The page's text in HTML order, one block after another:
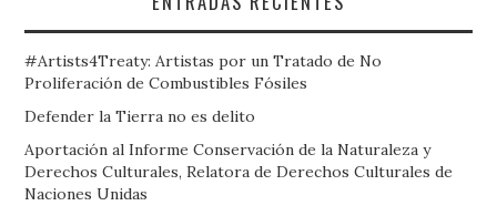
#Artists4Treaty: Artistas por un Tratado de No
Proliferación de Combustibles Fósiles
Defender la Tierra no es delito
Aportación al Informe Conservación de la Naturaleza y
Derechos Culturales, Relatora de Derechos Culturales de
Naciones Unidas